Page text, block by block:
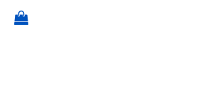
Quantità